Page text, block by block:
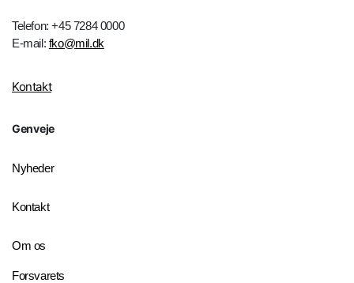
Telefon: +45 7284 0000
E-mail: fko@mil.dk
Kontakt
Genveje
Nyheder
Kontakt
Om os
Forsvarets